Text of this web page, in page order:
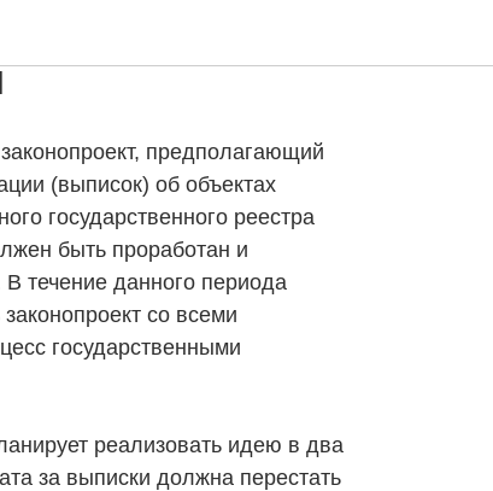
станут
предполагающий
(выписок) об объектах
государственного реестра
быть проработан и
течение данного периода
со всеми
государственными
реализовать идею в два
за выписки должна перестать